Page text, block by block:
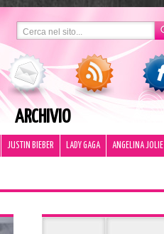
ARCHIVIO
JUSTIN BIEBER LADY GAGA ANGELINA JOLIE